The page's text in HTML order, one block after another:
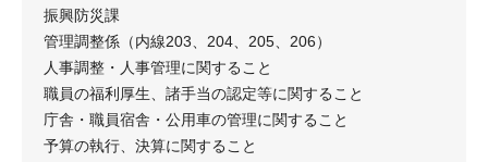
振興防災課
管理調整係（内線203、204、205、206）
人事調整・人事管理に関すること
職員の福利厚生、諸手当の認定等に関すること
庁舎・職員宿舎・公用車の管理に関すること
予算の執行、決算に関すること